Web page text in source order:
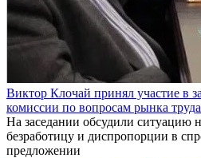
Виктор Клочай принял участие в
комиссии по вопросам рынка труда
На заседании обсудили ситуацию
безработицу и диспропорции в
предложении